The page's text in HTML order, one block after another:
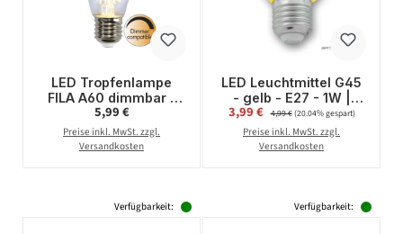
LED Tropfenlampe
FILA A60 dimmbar -
E27 - 4W - warmweiss
2700K - 470lm - klar
Regulärer Preis:
5,99 €
Preise inkl. MwSt. zzgl.
Versandkosten
LED Leuchtmittel G45
- gelb - E27 - 1W |
SATISFIRE
Verkaufspreis:
3,99 € Regulärer Preis:
4,99 €(20.04% gespart)
Preise inkl. MwSt. zzgl.
Versandkosten
Verfügbarkeit: Verfügbarkeit: